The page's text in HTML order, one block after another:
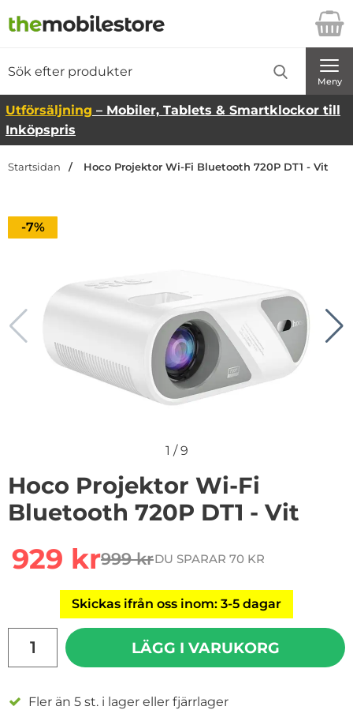
Startsidan för Danira Telecom AB
Meny
Utförsäljning – Mobiler, Tablets & Smartklockor till
Inköpspris
Startsidan Hoco Projektor Wi-Fi Bluetooth 720P DT1 - Vit
Priset är nedsatt med
-7%
1 /9
Hoco Projektor Wi-Fi
Bluetooth 720P DT1 - Vit
rea pris
929 krtidigare pris
999 krDU SPARAR 70 KR
Skickas ifrån oss inom: 3-5 dagar
LÄGG I VARUKORG
Fler än 5 st. i lager eller fjärrlager